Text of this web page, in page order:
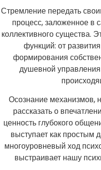
Стремление передать
процесс, заложенное в
коллективного существа.
функций: от
формирования
душевной
Осознание механизмов,
рассказать о
ценность глубокого
выступает как простым
многоуровневый ход
выстраивает нашу